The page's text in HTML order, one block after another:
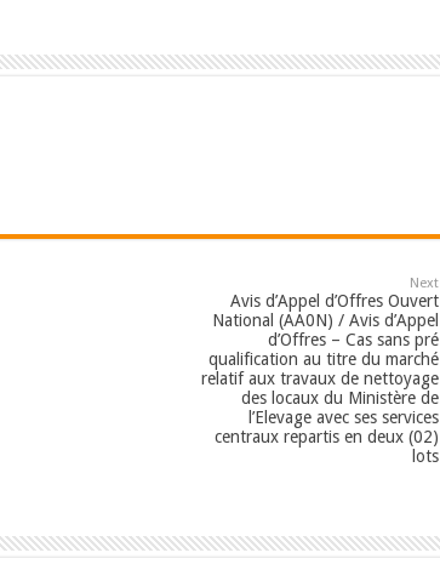
Next
Avis d’Appel d’Offres Ouvert
National (AA0N) / Avis d’Appel
d’Offres – Cas sans pré
qualification au titre du marché
relatif aux travaux de nettoyage
des locaux du Ministère de
l’Elevage avec ses services
centraux repartis en deux (02)
lots